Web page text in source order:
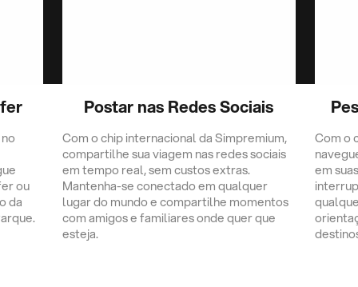
ou
da
Postar nas Redes Sociais
Com o chip internacional da Simpremium,
compartilhe sua viagem nas redes sociais
em tempo real, sem custos extras.
Mantenha-se conectado em qualquer
lugar do mundo e compartilhe momentos
com amigos e familiares onde quer que
esteja.
Com o
em